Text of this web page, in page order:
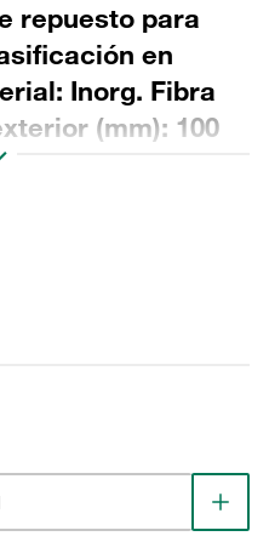
repuesto para
en
Inorg. Fibra
(mm): 100
41 Longitud
relación β